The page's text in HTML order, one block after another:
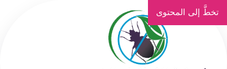
تخطَّ إلى المحتوى